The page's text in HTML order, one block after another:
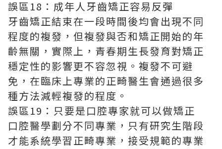
誤區18：成年人牙齒矯正容易反彈
牙齒矯正結束在一段時間後均會出現不同
程度的複發，但複發與否和矯正開始的年
齡無關，實際上，青春期生長發育對矯正
穩定性的影響更不容忽視。複發不可避
免，在臨床上專業的正畸醫生會通過很多
種方法減輕複發的程度。
誤區19：只要是口腔專家就可以做矯正
口腔醫學劃分不同專業，只有研究生階段
才能系統學習正畸專業，接受規範的專業